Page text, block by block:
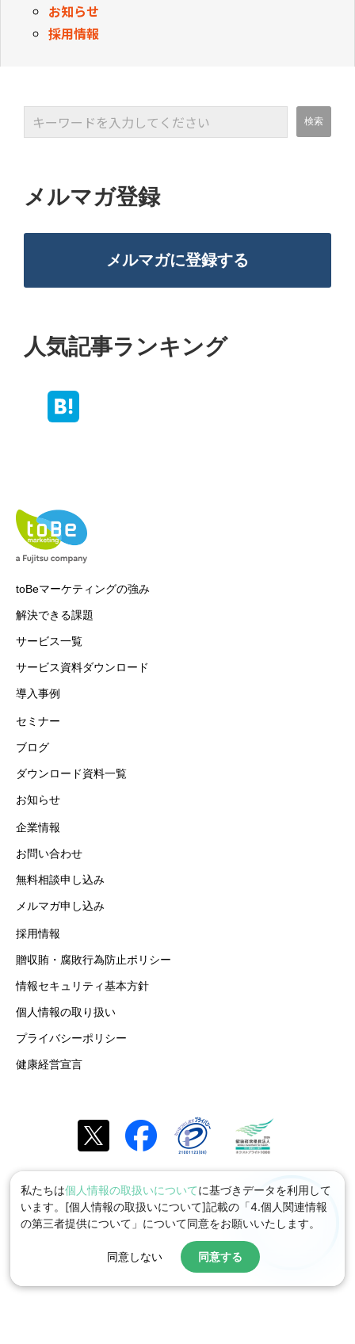
お知らせ
採用情報
メルマガ登録
メルマガに登録する
人気記事ランキング
toBeマーケティングの強み
解決できる課題
サービス一覧
サービス資料ダウンロード
導入事例
セミナー
ブログ
ダウンロード資料一覧
お知らせ
企業情報
お問い合わせ
無料相談申し込み
メルマガ申し込み
採用情報
贈収賄・腐敗行為防止ポリシー
情報セキュリティ基本方針
個人情報の取り扱い
プライバシーポリシー
健康経営宣言
私たちは個人情報の取扱いについてに基づきデータを利用して
います。[個人情報の取扱いについて]記載の「4.個人関連情報
の第三者提供について」について同意をお願いいたします。
同意しない 同意する